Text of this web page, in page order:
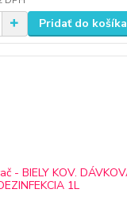
Pridať do košíka